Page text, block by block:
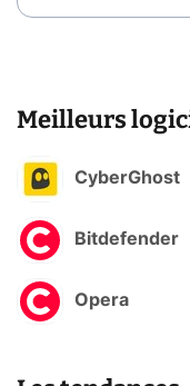
Meilleurs
CyberGhost
Bitdefender
Opera